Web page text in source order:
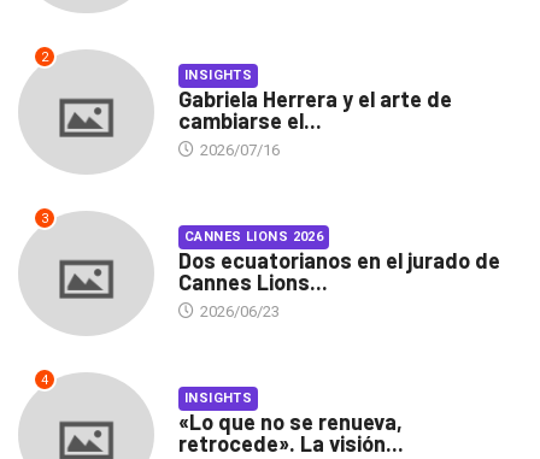
2
INSIGHTS
Gabriela Herrera y el arte de
cambiarse el...
2026/07/16
3
CANNES LIONS 2026
Dos ecuatorianos en el jurado de
Cannes Lions...
2026/06/23
4
INSIGHTS
«Lo que no se renueva,
retrocede». La visión...